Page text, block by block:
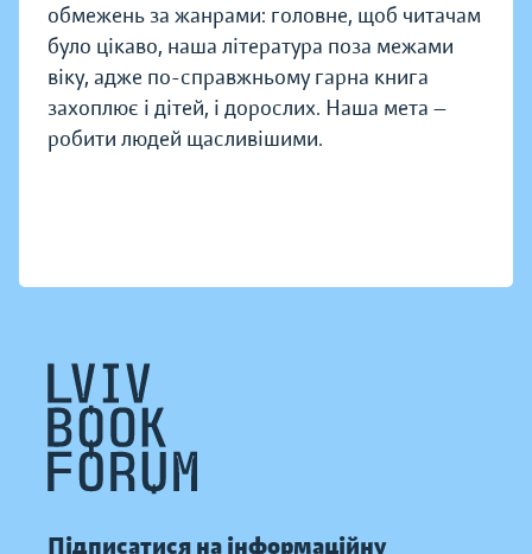
обмежень за жанрами: головне, щоб читачам
було цікаво, наша література поза межами
віку, адже по-справжньому гарна книга
захоплює і дітей, і дорослих. Наша мета —
робити людей щасливішими.
Підписатися на інформаційну